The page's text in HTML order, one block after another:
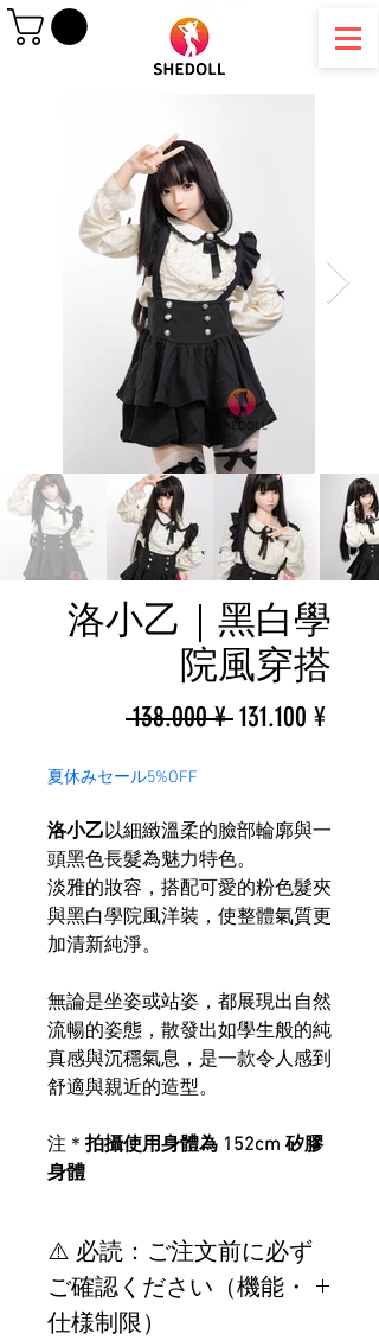
洛小乙｜黑白學
院風穿搭
138.000 ¥ 一
格
131.100 ¥促
格
夏休みセール5%OFF
洛小乙以細緻溫柔的臉部輪廓與一
頭黑色長髮為魅力特色。
淡雅的妝容，搭配可愛的粉色髮夾
與黑白學院風洋裝，使整體氣質更
加清新純淨。
無論是坐姿或站姿，都展現出自然
流暢的姿態，散發出如學生般的純
真感與沉穩氣息，是一款令人感到
舒適與親近的造型。
注＊ 拍攝使用身體為 152cm 矽膠
身體
⚠️ 必読：ご注文前に必ず
ご確認ください（機能・
仕様制限）